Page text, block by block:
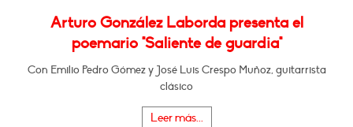
Arturo González Laborda presenta el
poemario "Saliente de guardia"
Con Emilio Pedro Gómez y José Luis Crespo Muñoz, guitarrista
clásico
Leer más...